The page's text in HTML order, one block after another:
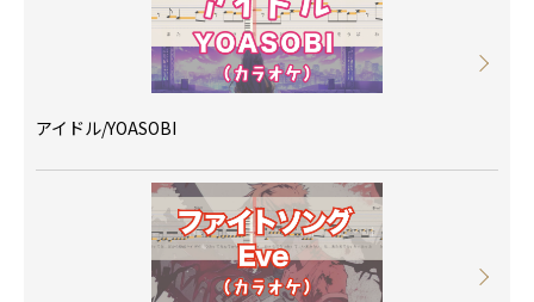
アイドル/YOASOBI